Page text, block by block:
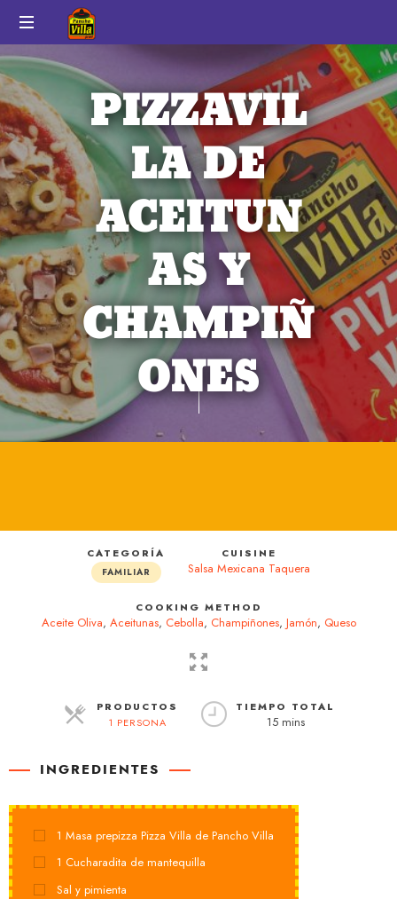
Pancho
Villa
Auténtico
sabor
México
PIZZAVIL
LA DE
ACEITUN
AS Y
CHAMPIÑ
ONES
CATEGORÍA
FAMILIAR
CUISINE
Salsa Mexicana Taquera
COOKING METHOD
Aceite Oliva, Aceitunas, Cebolla, Champiñones, Jamón, Queso
PRODUCTOS
1 PERSONA
TIEMPO TOTAL
15 mins
INGREDIENTES
1 Masa prepizza Pizza Villa de Pancho Villa
1 Cucharadita de mantequilla
Sal y pimienta